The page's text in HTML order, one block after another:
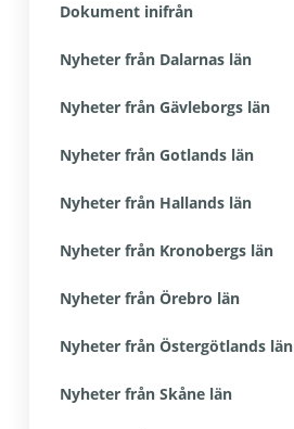
Dokument inifrån
Nyheter från Dalarnas län
Nyheter från Gävleborgs län
Nyheter från Gotlands län
Nyheter från Hallands län
Nyheter från Kronobergs län
Nyheter från Örebro län
Nyheter från Östergötlands län
Nyheter från Skåne län